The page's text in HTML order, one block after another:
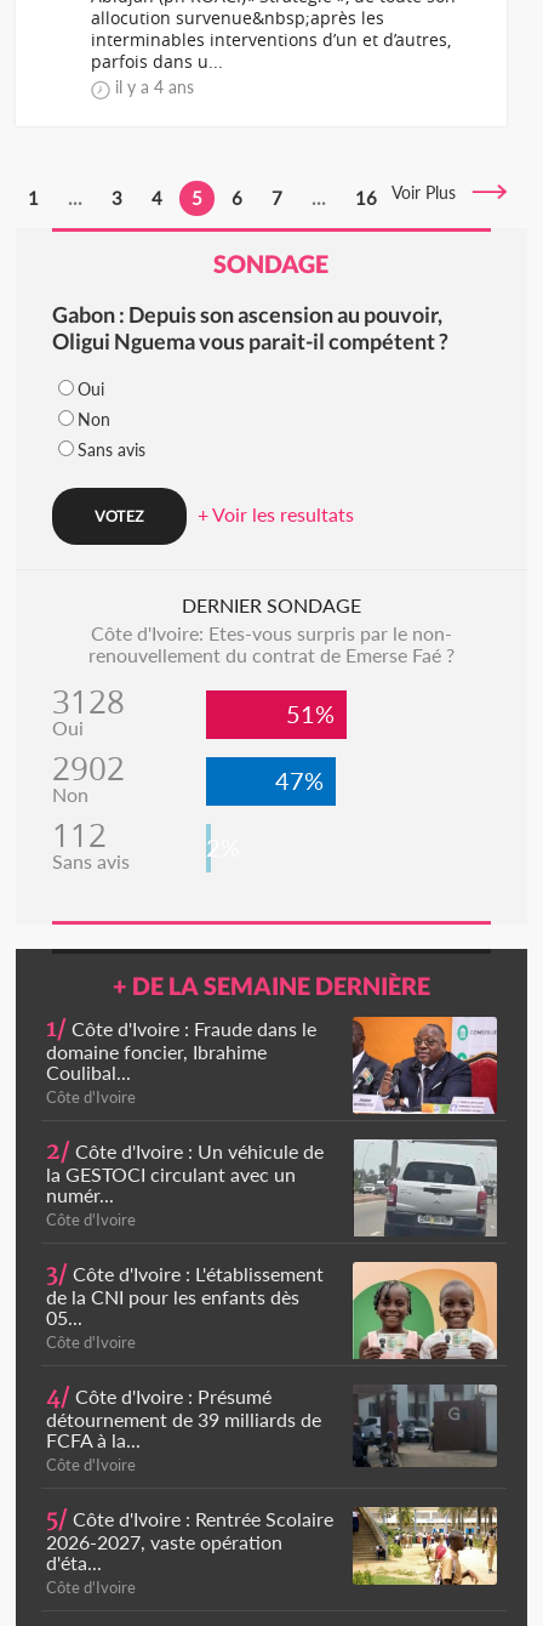
allocution survenue&nbsp;après les
interminables interventions d’un et d’autres,
parfois dans u...
il y a 4 ans
1 ... 3 4 5 6 7 ... 16 Voir Plus
SONDAGE
Gabon : Depuis son ascension au pouvoir,
Oligui Nguema vous parait-il compétent ?
Oui
Non
Sans avis
+ Voir les resultats
DERNIER SONDAGE
Côte d'Ivoire: Etes-vous surpris par le non-
renouvellement du contrat de Emerse Faé ?
3128
Oui 51%
2902
Non 47%
112
Sans avis 2%
+ DE LA SEMAINE DERNIÈRE
1/ Côte d'Ivoire : Fraude dans le
domaine foncier, Ibrahime
Coulibal...
Côte d'Ivoire
2/ Côte d'Ivoire : Un véhicule de
la GESTOCI circulant avec un
numér...
Côte d'Ivoire
3/ Côte d'Ivoire : L'établissement
de la CNI pour les enfants dès
05...
Côte d'Ivoire
4/ Côte d'Ivoire : Présumé
détournement de 39 milliards de
FCFA à la...
Côte d'Ivoire
5/ Côte d'Ivoire : Rentrée Scolaire
2026-2027, vaste opération
d'éta...
Côte d'Ivoire